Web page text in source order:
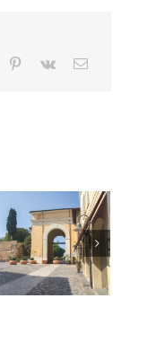
Pinterest
Vk Email
si fa bella